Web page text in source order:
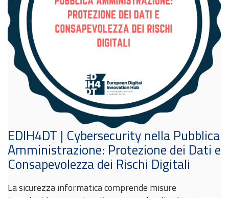
EDIH4DT | Cybersecurity nella Pubblica
Amministrazione: Protezione dei Dati e
Consapevolezza dei Rischi Digitali
La sicurezza informatica comprende misure